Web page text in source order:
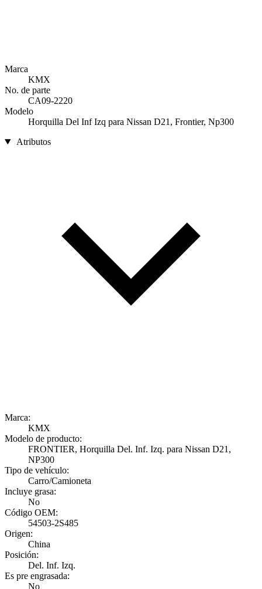
Marca
KMX
No. de parte
CA09-2220
Modelo
Horquilla Del Inf Izq para Nissan D21, Frontier, Np300
Atributos
Marca:
KMX
Modelo de producto:
FRONTIER, Horquilla Del. Inf. Izq. para Nissan D21,
NP300
Tipo de vehículo:
Carro/Camioneta
Incluye grasa:
No
Código OEM:
54503-2S485
Origen:
China
Posición:
Del. Inf. Izq.
Es pre engrasada:
No